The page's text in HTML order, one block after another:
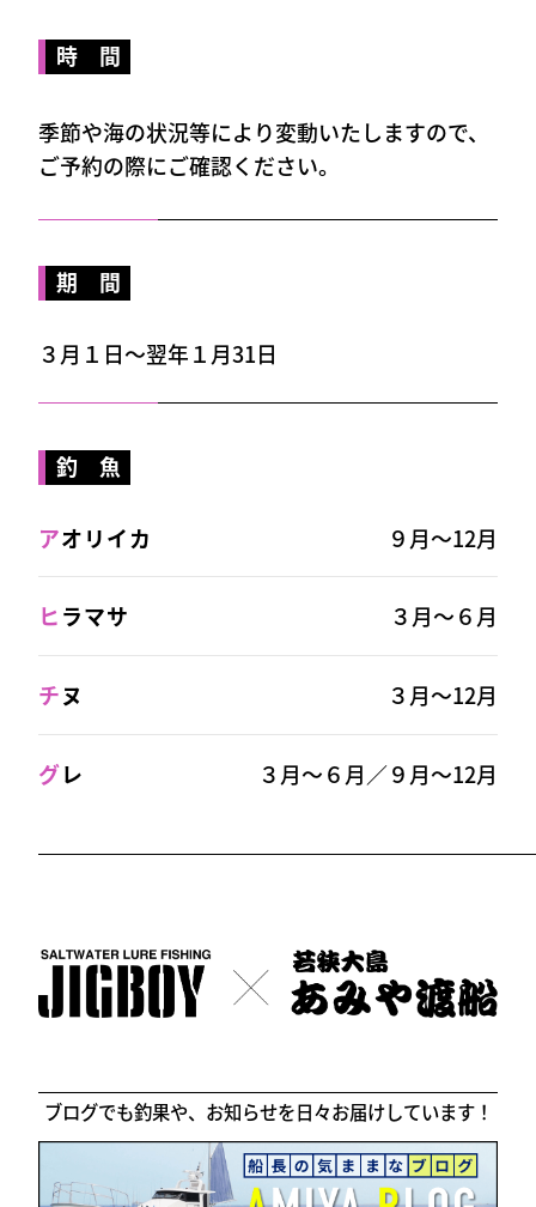
時 間
季節や海の状況等により変動いたしますので、
ご予約の際にご確認ください。
期 間
３月１日～翌年１月31日
釣 魚
アオリイカ ９月～12月
ヒラマサ ３月～６月
チヌ ３月～12月
グレ ３月～６月／９月～12月
ブログでも釣果や、お知らせを日々お届けしています！